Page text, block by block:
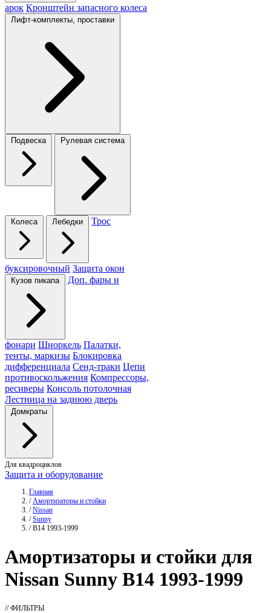
арок Кронштейн запасного колеса
Лифт-комплекты, проставки
Подвеска Рулевая система
Колеса Лебедки Трос
буксировочный Защита окон
Кузов пикапа Доп. фары и
фонари Шноркель Палатки,
тенты, маркизы Блокировка
дифференциала Сенд-траки Цепи
противоскольжения Компрессоры,
ресиверы Консоль потолочная
Лестница на заднюю дверь
Домкраты
Для квадроциклов
Защита и оборудование
Главная
/ Амортизаторы и стойки
/ Nissan
/ Sunny
/ B14 1993-1999
Амортизаторы и стойки для
Nissan Sunny B14 1993-1999
// ФИЛЬТРЫ